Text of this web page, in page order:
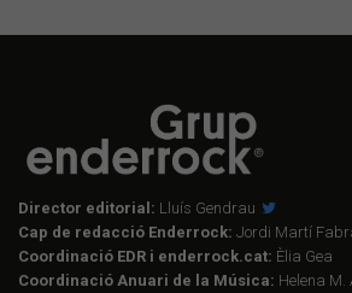
Director editorial: Lluís Gendrau
Cap de redacció Enderrock: Jordi Martí
Coordinació EDR i enderrock.cat: Èlia Gea
Coordinació Anuari de la Música: Helena M.